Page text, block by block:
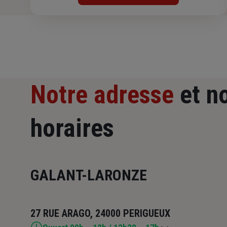
Notre adresse et
horaires
GALANT-LARONZE
27 RUE ARAGO, 24000 PERIGUEUX